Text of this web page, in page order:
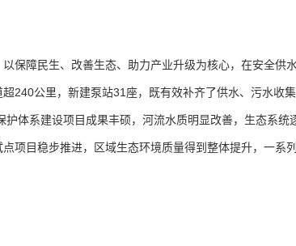
障民生、改善生态、助力产业升级为核心，在安全供
240公里，新建泵站31座，既有效补齐了供水、污水收
体系建设项目成果丰硕，河流水质明显改善，生态系统
项目稳步推进，区域生态环境质量得到整体提升，一系